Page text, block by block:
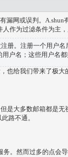
漏网或误判。A.shun
作为过滤条件为主
册。注册一个用户
户名；这些用户名
也给我们带来了极大
是大多数邮箱都是
路不通。
。然而过多的点会